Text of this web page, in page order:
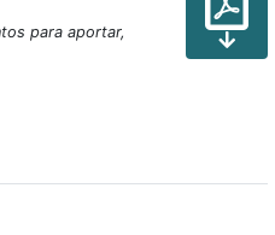
para aportar,